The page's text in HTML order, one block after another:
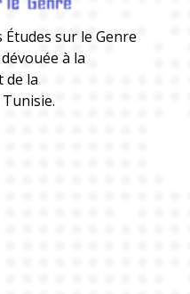
Études sur le Genre
à la
de la